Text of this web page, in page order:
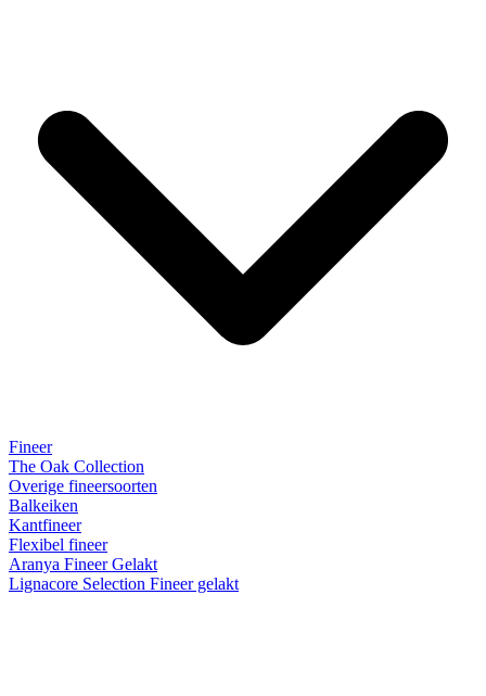
Fineer
The Oak Collection
Overige fineersoorten
Balkeiken
Kantfineer
Flexibel fineer
Aranya Fineer Gelakt
Lignacore Selection Fineer gelakt